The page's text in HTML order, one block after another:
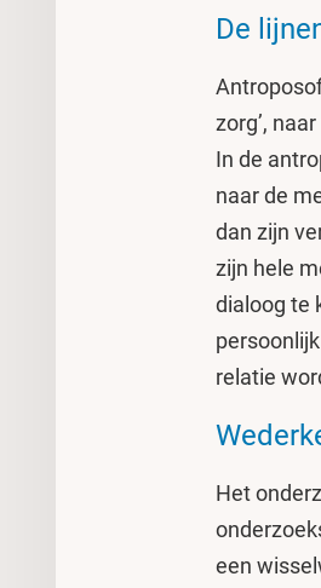
De
zorg’,
In de
naar de
dan zijn
zijn hele
dialoog te
relatie
Het
een